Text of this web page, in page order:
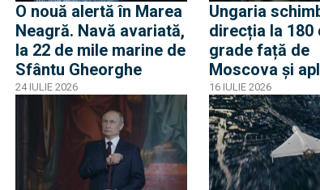
O nouă alertă în Marea
Neagră. Navă avariată,
la 22 de mile marine de
Sfântu Gheorghe
24 IULIE 2026
Ungaria
direcția la 180
grade față de
Moscova și
politica "ușilor
față de
secrete rusești
16 IULIE 2026